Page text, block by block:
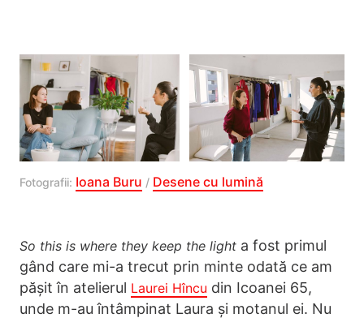
Fotografii: Ioana Buru / Desene cu lumină
So this is where they keep the light a fost primul
gând care mi-a trecut prin minte odată ce am
pășit în atelierul Laurei Hîncu din Icoanei 65,
unde m-au întâmpinat Laura și motanul ei. Nu